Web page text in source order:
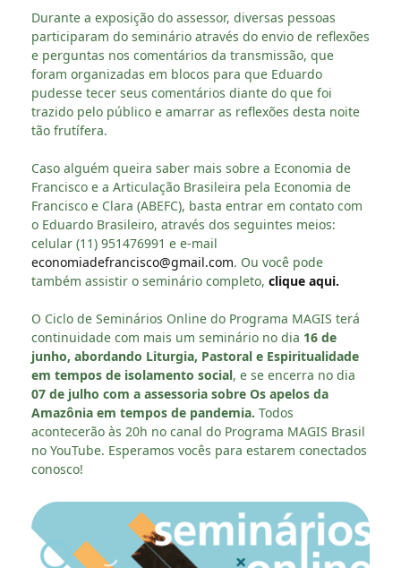
Durante a exposição do assessor, diversas pessoas
participaram do seminário através do envio de reflexões
e perguntas nos comentários da transmissão, que
foram organizadas em blocos para que Eduardo
pudesse tecer seus comentários diante do que foi
trazido pelo público e amarrar as reflexões desta noite
tão frutífera.
Caso alguém queira saber mais sobre a Economia de
Francisco e a Articulação Brasileira pela Economia de
Francisco e Clara (ABEFC), basta entrar em contato com
o Eduardo Brasileiro, através dos seguintes meios:
celular (11) 951476991 e e-mail
economiadefrancisco@gmail.com. Ou você pode
também assistir o seminário completo, clique aqui.
O Ciclo de Seminários Online do Programa MAGIS terá
continuidade com mais um seminário no dia 16 de
junho, abordando Liturgia, Pastoral e Espiritualidade
em tempos de isolamento social, e se encerra no dia
07 de julho com a assessoria sobre Os apelos da
Amazônia em tempos de pandemia. Todos
acontecerão às 20h no canal do Programa MAGIS Brasil
no YouTube. Esperamos vocês para estarem conectados
conosco!